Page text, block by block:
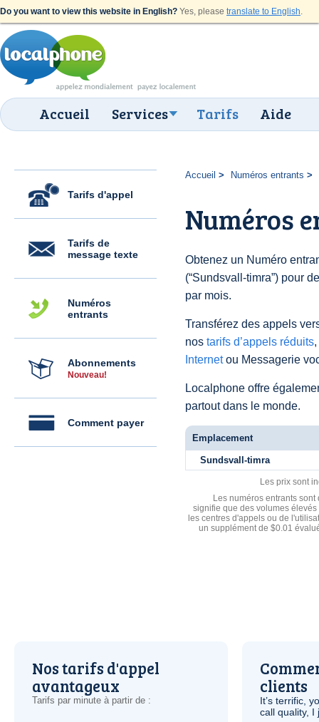
Do you want to view this website in English? Yes, please translate to English.
Accueil Services Tarifs Aide
Tarifs d'appel
Tarifs de
message texte
Numéros
entrants
Abonnements
Nouveau!
Comment payer
Accueil Numéros entrants
Numéros
Obtenez un Numéro
(“Sundsvall-timra”) pour
par mois.
Transférez des appels
nos tarifs d’appels réduits
Internetou Messagerie
Localphone offre
partout dans le monde.
Emplacement
Sundsvall-timra
Les prix sont
Les numéros entrants
signifie que des volumes
les centres d'appels ou de
un supplément de $0.01
Nos tarifs d'appel
avantageux
Tarifs par minute à partir de :
clients
It’s terrific,
call quality, I